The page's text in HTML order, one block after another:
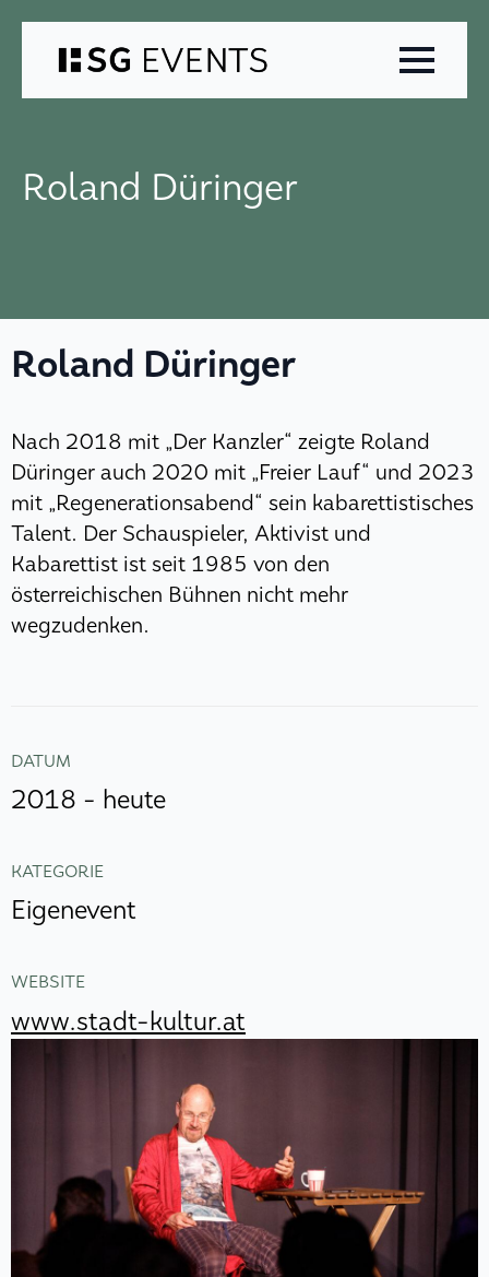
springen
Roland Düringer
Roland Düringer
Nach 2018 mit „Der Kanzler“ zeigte Roland
Düringer auch 2020 mit „Freier Lauf“ und 2023
mit „Regenerationsabend“ sein kabarettistisches
Talent. Der Schauspieler, Aktivist und
Kabarettist ist seit 1985 von den
österreichischen Bühnen nicht mehr
wegzudenken.
DATUM
2018 - heute
KATEGORIE
Eigenevent
WEBSITE
www.stadt-kultur.at